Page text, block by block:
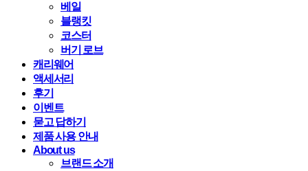
베일
블랭킷
코스터
버기 로브
캐리웨어
액세서리
후기
이벤트
묻고 답하기
제품 사용 안내
About us
브랜드 소개